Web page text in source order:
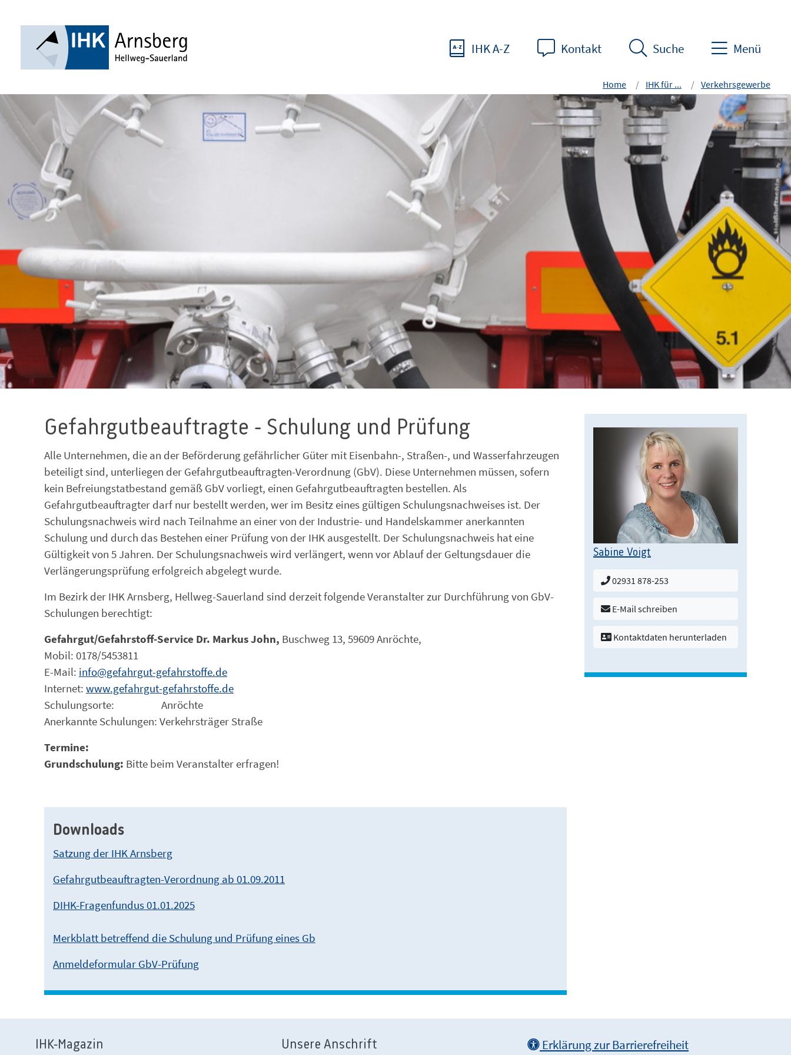
IHK A-Z Kontakt Suche Menü
Home IHK für ... Verkehrsgewerbe
Gefahrgutbeauftragte - Schulung und Prüfung
Alle Unternehmen, die an der Beförderung gefährlicher Güter mit Eisenbahn-, Straßen-, und Wasserfahrzeugen
beteiligt sind, unterliegen der Gefahrgutbeauftragten-Verordnung (GbV). Diese Unternehmen müssen, sofern
kein Befreiungstatbestand gemäß GbV vorliegt, einen Gefahrgutbeauftragten bestellen. Als
Gefahrgutbeauftragter darf nur bestellt werden, wer im Besitz eines gültigen Schulungsnachweises ist. Der
Schulungsnachweis wird nach Teilnahme an einer von der Industrie- und Handelskammer anerkannten
Schulung und durch das Bestehen einer Prüfung von der IHK ausgestellt. Der Schulungsnachweis hat eine
Gültigkeit von 5 Jahren. Der Schulungsnachweis wird verlängert, wenn vor Ablauf der Geltungsdauer die
Verlängerungsprüfung erfolgreich abgelegt wurde.
Im Bezirk der IHK Arnsberg, Hellweg-Sauerland sind derzeit folgende Veranstalter zur Durchführung von GbV-
Schulungen berechtigt:
Gefahrgut/Gefahrstoff-Service Dr. Markus John, Buschweg 13, 59609 Anröchte,
Mobil: 0178/5453811
E-Mail: info@gefahrgut-gefahrstoffe.de
Internet: www.gefahrgut-gefahrstoffe.de
Schulungsorte: Anröchte
Anerkannte Schulungen: Verkehrsträger Straße
Termine:
Grundschulung: Bitte beim Veranstalter erfragen!
Downloads
Satzung der IHK Arnsberg
Gefahrgutbeauftragten-Verordnung ab 01.09.2011
DIHK-Fragenfundus 01.01.2025
Merkblatt betreffend die Schulung und Prüfung eines Gb
Anmeldeformular GbV-Prüfung
Sabine Voigt
02931 878-253
E-Mail schreiben
Kontaktdaten herunterladen
IHK-Magazin Unsere Anschrift Erklärung zur Barrierefreiheit